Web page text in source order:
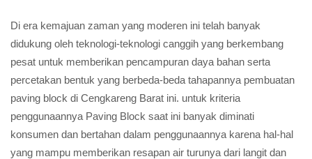
Di era kemajuan zaman yang moderen ini telah banyak
didukung oleh teknologi-teknologi canggih yang berkembang
pesat untuk memberikan pencampuran daya bahan serta
percetakan bentuk yang berbeda-beda tahapannya pembuatan
paving block di Cengkareng Barat ini. untuk kriteria
penggunaannya Paving Block saat ini banyak diminati
konsumen dan bertahan dalam penggunaannya karena hal-hal
yang mampu memberikan resapan air turunya dari langit dan